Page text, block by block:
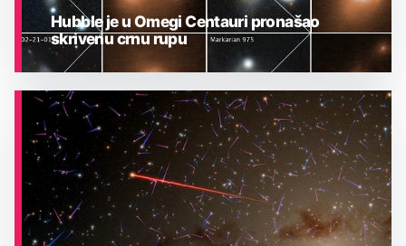
ASTRONOMIJA
Hubble je u Omegi Centauri pronašao
skrivenu crnu rupu